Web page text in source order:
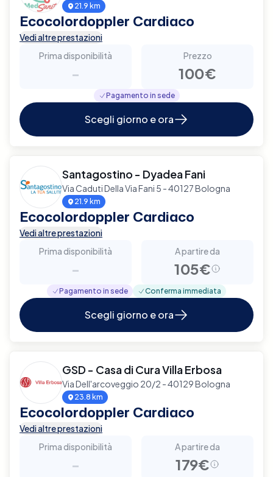
21.9 km
Ecocolordoppler Cardiaco
Vedi altre prestazioni
Prima disponibilità
-
Prezzo
100€
Pagamento in sede
Scegli giorno e ora
Santagostino - Dyadea Fani
Via Caduti Della Via Fani 5 - 40127 Bologna
21.9 km
Ecocolordoppler Cardiaco
Vedi altre prestazioni
Prima disponibilità
-
A partire da
105€
Pagamento in sede Conferma immediata
Scegli giorno e ora
GSD - Casa di Cura Villa Erbosa
Via Dell'arcoveggio 20/2 - 40129 Bologna
23.8 km
Ecocolordoppler Cardiaco
Vedi altre prestazioni
Prima disponibilità
-
A partire da
179€